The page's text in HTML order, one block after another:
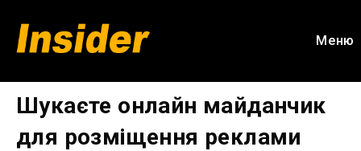
вмісту
Меню
Шукаєте онлайн майданчик
для розміщення реклами